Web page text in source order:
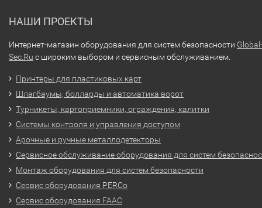
НАШИ ПРОЕКТЫ
Интернет-магазин оборудования для систем безопасности Global-
Sec.Ru с широким выбором и сервисным обслуживанием.
Принтеры для пластиковых карт
Шлагбаумы, болларды и автоматика ворот
Турникеты, картоприемники, ограждения, калитки
Системы контроля и управления доступом
Арочные и ручные металлодетекторы
Сервисное обслуживание оборудования для систем
Монтаж оборудования для систем безопасности
Сервис оборудования PERCo
Сервис оборудования FAAC